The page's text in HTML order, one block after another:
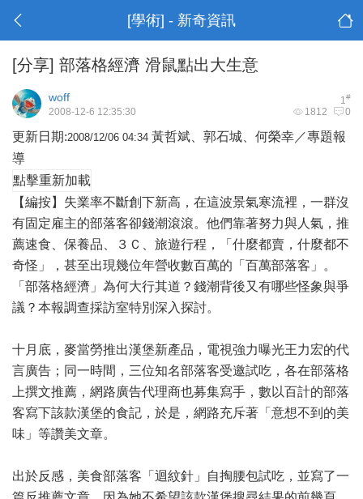
[學術] - 新奇資訊
[分享] 部落格經濟 滑鼠點出大生意
1#
woff
1812 0
2008-12-6 12:35:30
更新日期:2008/12/06 04:34 黃哲斌、郭石城、何榮幸／專題報
導
點擊重新加載
【編按】 失業率不斷創下新高，在這波景氣寒流裡，一群沒
有固定雇主的部落客卻錢潮滾滾。他們靠著努力與人氣，推
薦速食、保養品、３Ｃ、旅遊行程，「什麼都賣，什麼都不
奇怪」，甚至出現幾位年營收數百萬的「百萬部落客」。
「 部落格經濟」為何大行其道？錢潮背後又有哪些怪象與爭
議？本報調查採訪室特別深入探討。
十月底，麥當勞推出漢堡新產品，電視強力曝光王力宏的代
言廣告；同一時間，三位知名部落客受邀試吃，各在部落格
上撰文推薦，網路廣告代理商也募集寫手，數以百計的部落
客寫下該款漢堡的食記，於是，網路充斥著「意想不到的美
味」等讚美文章。
出於反感， 美食部落客「迴紋針」自掏腰包試吃，並寫了一